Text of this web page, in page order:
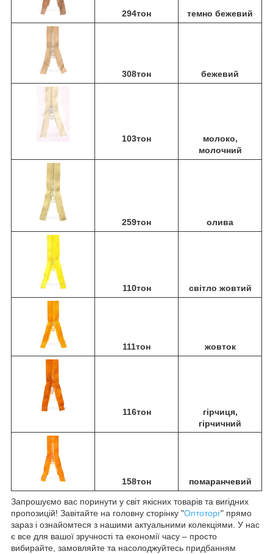
294тон темно бежевий
308тон бежевий
103тон
молоко,
молочний
259тон олива
110тон світло жовтий
111тон жовток
116тон
гірчиця,
гірчичний
158тон помаранчевий
Запрошуємо вас поринути у світ якісних товарів та вигідних
пропозицій! Завітайте на головну сторінку "Оптоторг" прямо
зараз і ознайомтеся з нашими актуальними колекціями. У нас
є все для вашої зручності та економії часу – просто
вибирайте, замовляйте та насолоджуйтесь придбанням